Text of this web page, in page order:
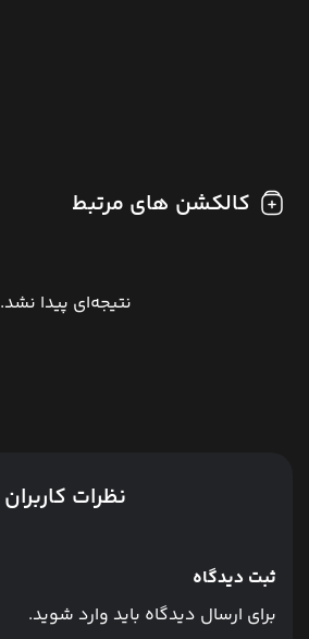
کالکشن های مرتبط
نتیجه‌ای پیدا نشد.
نظرات کاربران
ثبت دیدگاه
برای ارسال دیدگاه باید وارد شوید.